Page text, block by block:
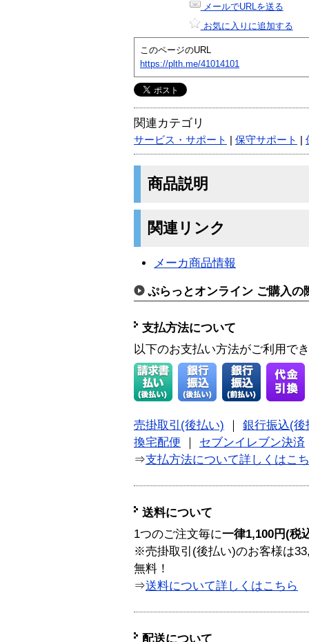
メールでURLを送る
お気に入りに追加する
このページのURL
https://plth.me/41014101
関連カテゴリ
サービス・サポート 保守サポート
商品説明
関連リンク
メーカ商品情報
ぷらっとオンライン ご購入の
支払方法について
以下のお支払い方法がご利用で
売掛取引(後払い)
銀行振込(後
換宅配便
セブンイレブン決済
⇒支払方法について詳しくはこ
送料について
1つのご注文毎に一律1,100円(税
※売掛取引(後払い)のお客様は
無料！
⇒送料について詳しくはこちら
配送について